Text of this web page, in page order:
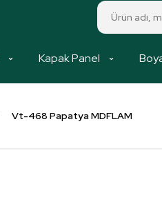
Kapak Panel
Vt-468 Papatya MDFLAM